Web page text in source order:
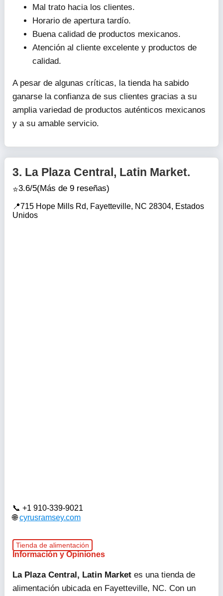
Mal trato hacia los clientes.
Horario de apertura tardío.
Buena calidad de productos mexicanos.
Atención al cliente excelente y productos de
calidad.
A pesar de algunas críticas, la tienda ha sabido
ganarse la confianza de sus clientes gracias a su
amplia variedad de productos auténticos mexicanos
y a su amable servicio.
+1 910-339-9021
cyrusramsey.com
3. La Plaza Central, Latin Market.
3.6/5(Más de 9 reseñas)
715 Hope Mills Rd, Fayetteville, NC 28304, Estados
Unidos
Tienda de alimentación
Información y Opiniones
La Plaza Central, Latin Market es una tienda de
alimentación ubicada en Fayetteville, NC. Con un